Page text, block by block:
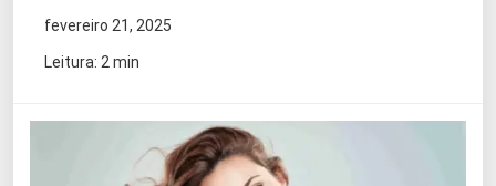
fevereiro 21, 2025
Leitura: 2 min